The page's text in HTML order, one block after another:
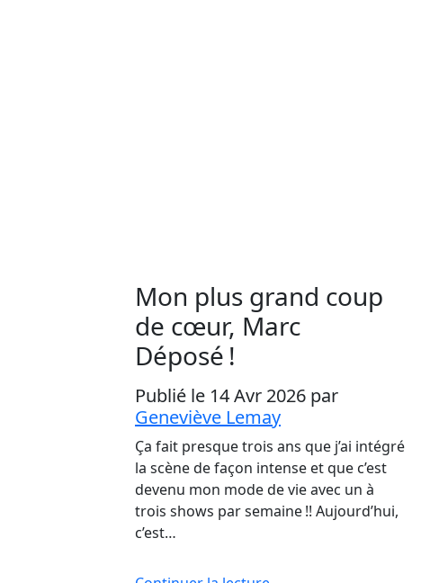
Mon plus grand coup
de cœur, Marc
Déposé !
Publié le 14 Avr 2026 par
Geneviève Lemay
Ça fait presque trois ans que j’ai intégré
la scène de façon intense et que c’est
devenu mon mode de vie avec un à
trois shows par semaine !! Aujourd’hui,
c’est…